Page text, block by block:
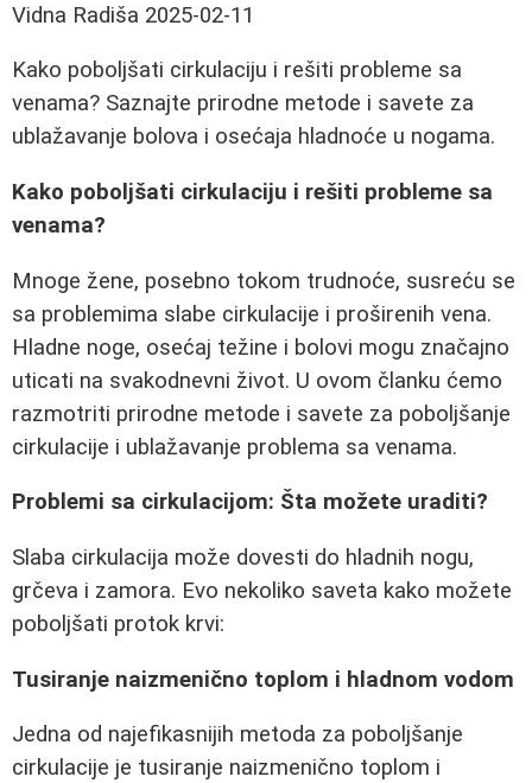
Vidna Radiša 2025-02-11
Kako poboljšati cirkulaciju i rešiti probleme sa
venama? Saznajte prirodne metode i savete za
ublažavanje bolova i osećaja hladnoće u nogama.
Kako poboljšati cirkulaciju i rešiti probleme sa
venama?
Mnoge žene, posebno tokom trudnoće, susreću se
sa problemima slabe cirkulacije i proširenih vena.
Hladne noge, osećaj težine i bolovi mogu značajno
uticati na svakodnevni život. U ovom članku ćemo
razmotriti prirodne metode i savete za poboljšanje
cirkulacije i ublažavanje problema sa venama.
Problemi sa cirkulacijom: Šta možete uraditi?
Slaba cirkulacija može dovesti do hladnih nogu,
grčeva i zamora. Evo nekoliko saveta kako možete
poboljšati protok krvi:
Tusiranje naizmenično toplom i hladnom vodom
Jedna od najefikasnijih metoda za poboljšanje
cirkulacije je tusiranje naizmenično toplom i